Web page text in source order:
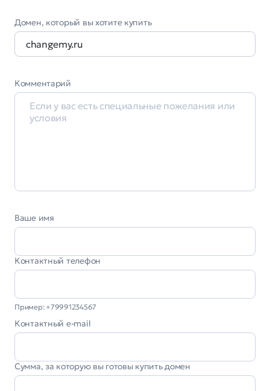
Домен, который вы хотите купить
Комментарий
Ваше имя
Контактный телефон
Пример: +79991234567
Контактный e-mail
Сумма, за которую вы готовы купить домен